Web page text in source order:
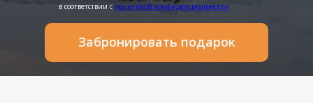
в соответствии с политикой конфиденциальности
Забронировать подарок